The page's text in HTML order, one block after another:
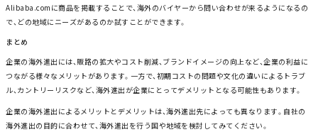
Alibaba.comに商品を掲載することで、海外のバイヤーから問い合わせが来るようになるの
で、どの地域にニーズがあるのか試すことができます。
まとめ
企業の海外進出には、販路の拡大やコスト削減、ブランドイメージの向上など、企業の利益に
つながる様々なメリットがあります。一方で、初期コストの問題や文化の違いによるトラブ
ル、カントリーリスクなど、海外進出が企業にとってデメリットとなる可能性もあります。
企業の海外進出によるメリットとデメリットは、海外進出先によっても異なります。自社の
海外進出の目的に合わせて、海外進出を行う国や地域を検討してみてください。